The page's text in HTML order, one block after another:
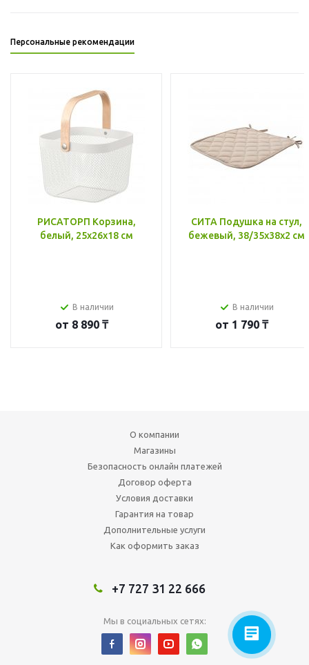
Персональные рекомендации
РИСАТОРП Корзина,
белый, 25x26x18 см
В наличии
от 8 890 ₸
СИТА Подушка на стул,
бежевый, 38/35x38x2 см
В наличии
от 1 790 ₸
О компании
Магазины
Безопасность онлайн платежей
Договор оферта
Условия доставки
Гарантия на товар
Дополнительные услуги
Как оформить заказ
+7 727 31 22 666
Мы в социальных сетях: